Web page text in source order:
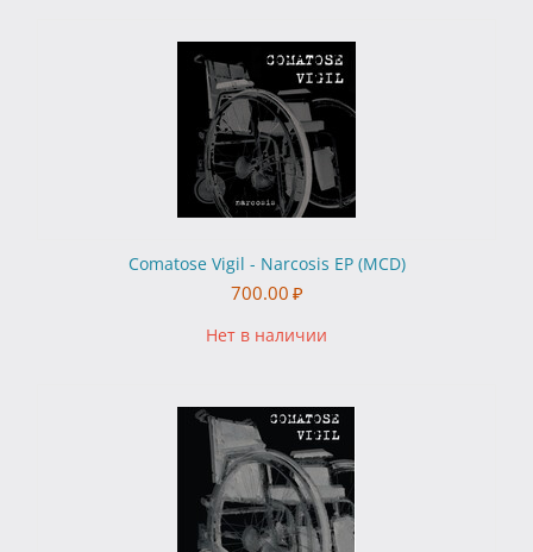
Comatose Vigil - Narcosis EP (MCD)
700.00 ₽
Нет в наличии